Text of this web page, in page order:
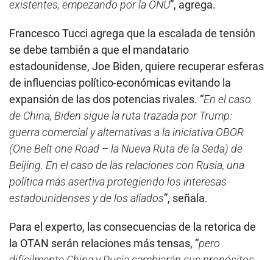
existentes, empezando por la ONU”, agrega.
Francesco Tucci agrega que la escalada de tensión
se debe también a que el mandatario
estadounidense, Joe Biden, quiere recuperar esferas
de influencias político-económicas evitando la
expansión de las dos potencias rivales. “En el caso
de China, Biden sigue la ruta trazada por Trump:
guerra comercial y alternativas a la iniciativa OBOR
(One Belt one Road – la Nueva Ruta de la Seda) de
Beijing. En el caso de las relaciones con Rusia, una
política más asertiva protegiendo los interesas
estadounidenses y de los aliados”, señala.
Para el experto, las consecuencias de la retorica de
la OTAN serán relaciones más tensas, “pero